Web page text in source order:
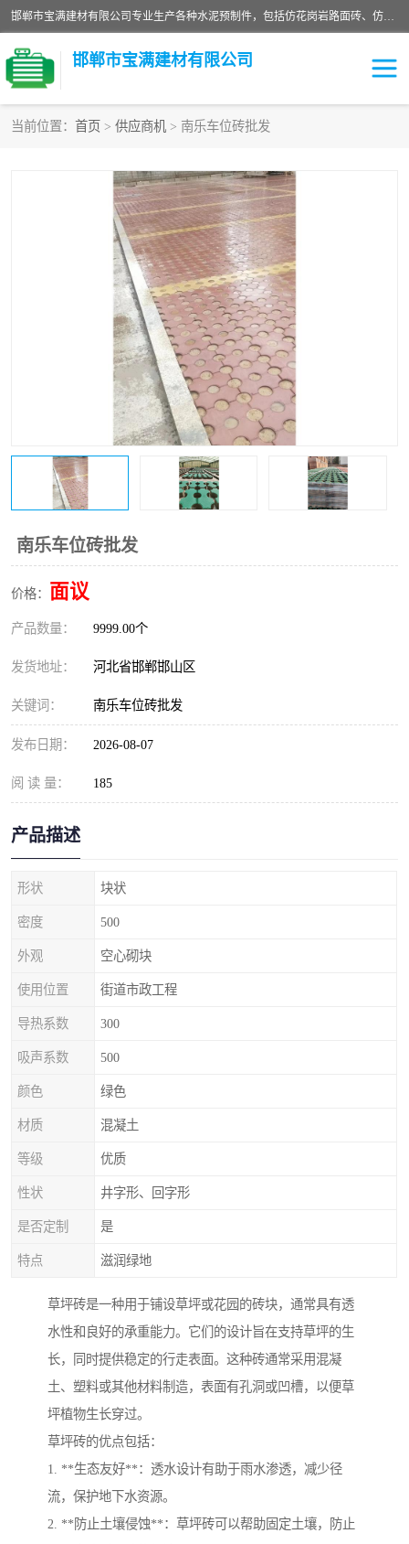
邯郸市宝满建材有限公司专业生产各种水泥预制件，包括仿花岗岩路面砖、仿花岗岩人行道砖、仿花岗岩路侧石、烧结砖、植草砖、码头砖连锁块、仿花岗岩路侧石、沙井盖、水泥盖板等各种水泥制品
邯郸市宝满建材有限公司
当前位置： 首页 > 供应商机 > 南乐车位砖批发
南乐车位砖批发
价格： 面议
产品数量： 9999.00个
发货地址： 河北省邯郸邯山区
关键词： 南乐车位砖批发
发布日期： 2026-08-07
阅 读 量： 185
产品描述
形状 块状
密度 500
外观 空心砌块
使用位置 街道市政工程
导热系数 300
吸声系数 500
颜色 绿色
材质 混凝土
等级 优质
性状 井字形、回字形
是否定制 是
特点 滋润绿地
草坪砖是一种用于铺设草坪或花园的砖块，通常具有透
水性和良好的承重能力。它们的设计旨在支持草坪的生
长，同时提供稳定的行走表面。这种砖通常采用混凝
土、塑料或其他材料制造，表面有孔洞或凹槽，以便草
坪植物生长穿过。
草坪砖的优点包括：
1. **生态友好**：透水设计有助于雨水渗透，减少径
流，保护地下水资源。
2. **防止土壤侵蚀**：草坪砖可以帮助固定土壤，防止
混凝土路沿石
便道砖
花岗岩路岩石 盲道砖
pc仿石砖